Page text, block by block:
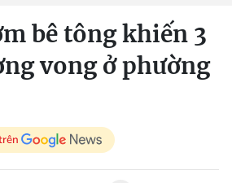
bê tông khiến 3
vong ở phường